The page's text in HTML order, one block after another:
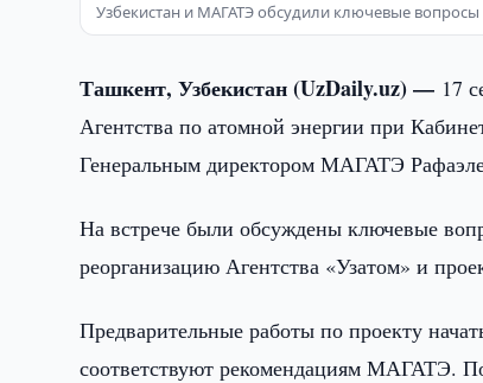
Узбекистан и МАГАТЭ обсудили ключевые вопросы
Ташкент, Узбекистан (UzDaily.uz) — 17
Агентства по атомной энергии при
Генеральным директором МАГАТЭ
На встрече были обсуждены ключевые
реорганизацию Агентства «Узатом» и
Предварительные работы по проекту
соответствуют рекомендациям МАГАТЭ.